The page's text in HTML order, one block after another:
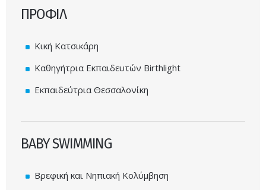
ΠΡΟΦΙΛ
Κική Κατσικάρη
Καθηγήτρια Εκπαιδευτών Birthlight
Εκπαιδεύτρια Θεσσαλονίκη
BABY SWIMMING
Βρεφική και Νηπιακή Κολύμβηση